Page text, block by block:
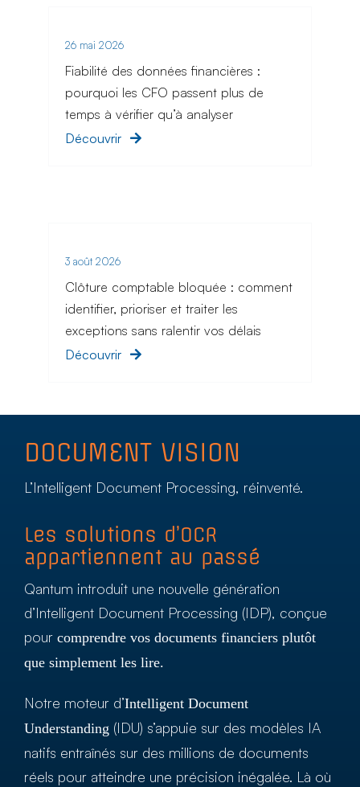
26 mai 2026
Fiabilité des données financières :
pourquoi les CFO passent plus de
temps à vérifier qu’à analyser
Découvrir
3 août 2026
Clôture comptable bloquée : comment
identifier, prioriser et traiter les
exceptions sans ralentir vos délais
Découvrir
DOCUMENT VISION
L’Intelligent Document Processing, réinventé.
Les solutions d’OCR
appartiennent au passé
Qantum introduit une nouvelle génération
d’Intelligent Document Processing (IDP), conçue
pour comprendre vos documents financiers plutôt
que simplement les lire.
Notre moteur d’Intelligent Document
Understanding (IDU) s’appuie sur des modèles IA
natifs entraînés sur des millions de documents
réels pour atteindre une précision inégalée. Là où